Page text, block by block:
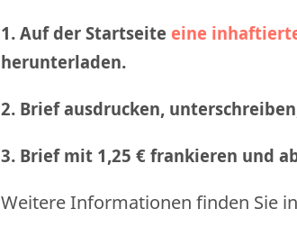
1. Auf der Startseite eine
herunterladen.
2. Brief ausdrucken,
3. Brief mit 1,25 € frankieren und
Weitere Informationen finden Sie